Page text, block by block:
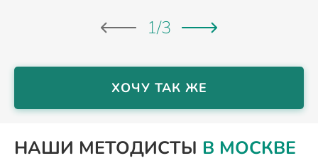
1/3
ХОЧУ ТАК ЖЕ
НАШИ МЕТОДИСТЫ В МОСКВЕ